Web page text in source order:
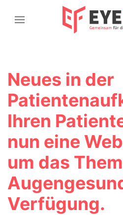
Neues in der
Ihren
nun eine
um das
Verfügung.